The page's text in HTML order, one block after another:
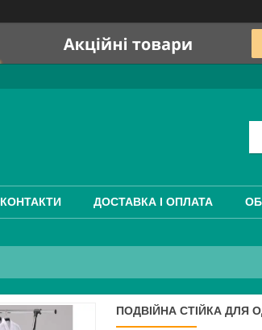
КОНТАКТИ ДОСТАВКА І ОПЛАТА
ПОДВІЙНА СТІЙКА ДЛЯ